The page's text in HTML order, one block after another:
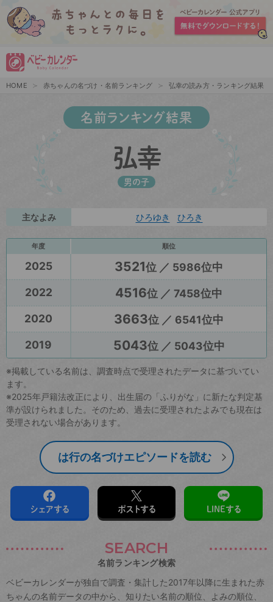
HOME 赤ちゃんの名づけ・名前ランキング 弘幸の読み方・ランキング結果
名前ランキング結果
弘幸
男の子
主なよみ ひろゆき ひろき
年度 順位
2025 3521位 ／ 5986位中
2022
4516位 ／ 7458位中
2020
3663位 ／ 6541位中
2019
5043位 ／ 5043位中
※掲載している名前は、調査時点で受理されたデータに基づいてい
ます。
※2025年戸籍法改正により、出生届の「ふりがな」に新たな判定基
準が設けられました。そのため、過去に受理されたよみでも現在は
受理されない場合があります。
は行の名づけエピソードを読む
シェアする ポストする LINEする
SEARCH
名前ランキング検索
ベビーカレンダーが独自で調査・集計した2017年以降に生まれた赤
ちゃんの名前データの中から、知りたい名前の順位、よみの順位、